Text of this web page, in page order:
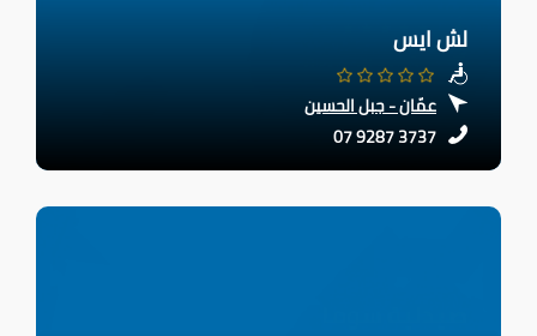
لش ايس
عمّان - جبل الحسين
07 9287 3737